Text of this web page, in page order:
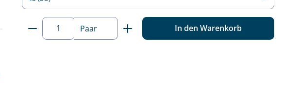
Produkt Anzahl: Gib den gewünschten Wert
Paar In den Warenkorb